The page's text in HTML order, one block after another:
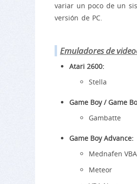
variar un poco de un
versión de PC.
Emuladores de
Atari 2600:
Stella
Game Boy / Game
Gambatte
Game Boy Advance:
Mednafen VBA
Meteor